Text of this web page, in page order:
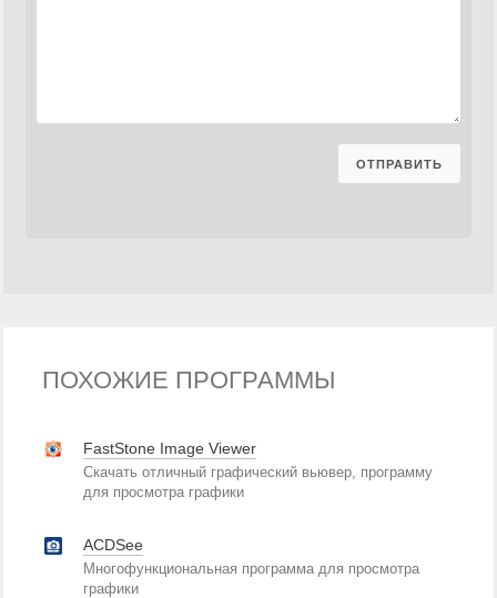
ПОХОЖИЕ ПРОГРАММЫ
FastStone Image Viewer
Скачать отличный графический вьювер, программу
для просмотра графики
ACDSee
Многофункциональная программа для просмотра
графики